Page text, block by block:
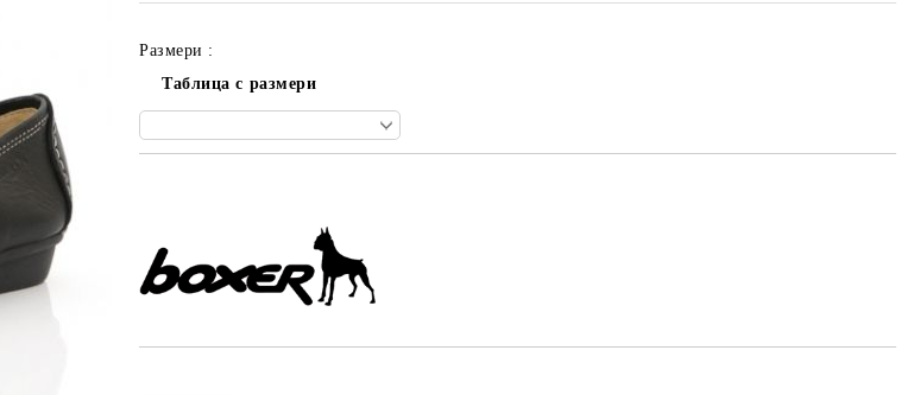
Размери :
Таблица с размери